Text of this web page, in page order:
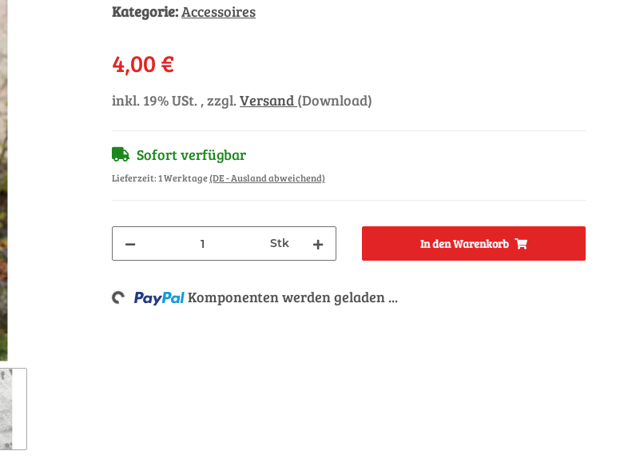
Kategorie:Accessoires
4,00 €
inkl. 19% USt. , zzgl.Versand (Download)
Sofort verfügbar
Lieferzeit:1 Werktage(DE - Ausland abweichend)
Stk In den Warenkorb
Loading... Komponenten werden geladen ...